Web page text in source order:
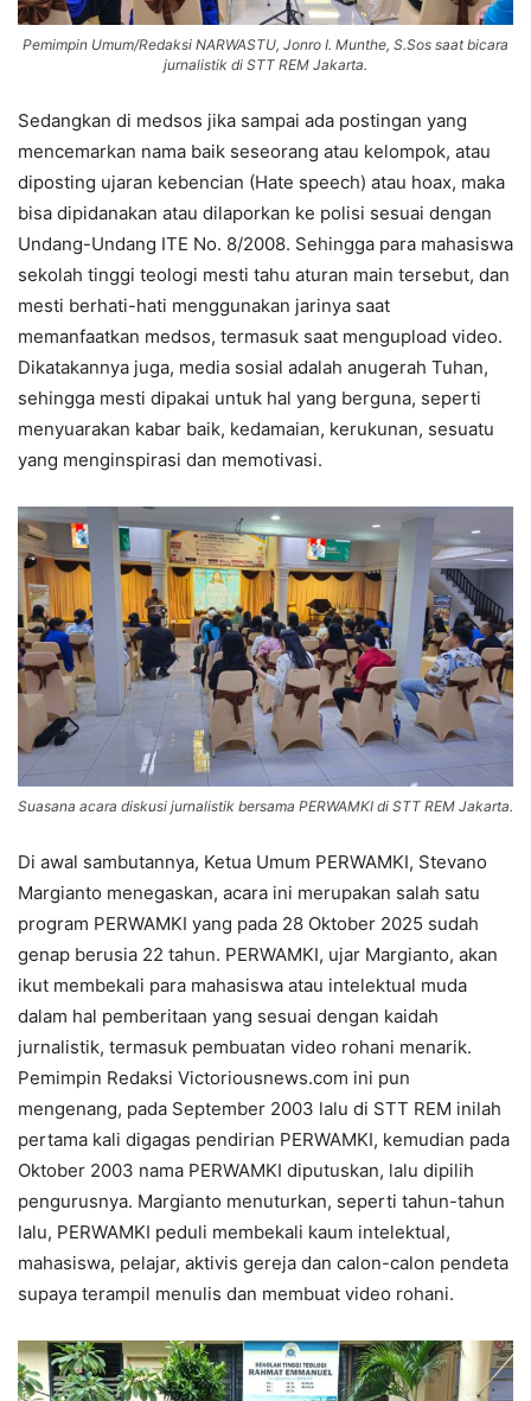
Pemimpin Umum/Redaksi NARWASTU, Jonro I. Munthe, S.Sos saat bicara
jurnalistik di STT REM Jakarta.
Sedangkan di medsos jika sampai ada postingan yang
mencemarkan nama baik seseorang atau kelompok, atau
diposting ujaran kebencian (Hate speech) atau hoax, maka
bisa dipidanakan atau dilaporkan ke polisi sesuai dengan
Undang-Undang ITE No. 8/2008. Sehingga para mahasiswa
sekolah tinggi teologi mesti tahu aturan main tersebut, dan
mesti berhati-hati menggunakan jarinya saat
memanfaatkan medsos, termasuk saat mengupload video.
Dikatakannya juga, media sosial adalah anugerah Tuhan,
sehingga mesti dipakai untuk hal yang berguna, seperti
menyuarakan kabar baik, kedamaian, kerukunan, sesuatu
yang menginspirasi dan memotivasi.
Suasana acara diskusi jurnalistik bersama PERWAMKI di STT REM Jakarta.
Di awal sambutannya, Ketua Umum PERWAMKI, Stevano
Margianto menegaskan, acara ini merupakan salah satu
program PERWAMKI yang pada 28 Oktober 2025 sudah
genap berusia 22 tahun. PERWAMKI, ujar Margianto, akan
ikut membekali para mahasiswa atau intelektual muda
dalam hal pemberitaan yang sesuai dengan kaidah
jurnalistik, termasuk pembuatan video rohani menarik.
Pemimpin Redaksi Victoriousnews.com ini pun
mengenang, pada September 2003 lalu di STT REM inilah
pertama kali digagas pendirian PERWAMKI, kemudian pada
Oktober 2003 nama PERWAMKI diputuskan, lalu dipilih
pengurusnya. Margianto menuturkan, seperti tahun-tahun
lalu, PERWAMKI peduli membekali kaum intelektual,
mahasiswa, pelajar, aktivis gereja dan calon-calon pendeta
supaya terampil menulis dan membuat video rohani.